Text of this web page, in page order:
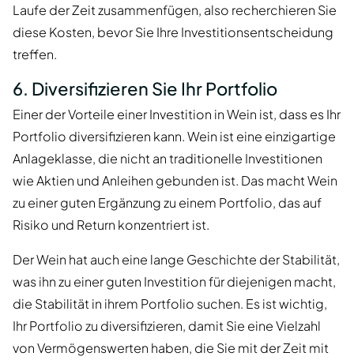
Laufe der Zeit zusammenfügen, also recherchieren Sie
diese Kosten, bevor Sie Ihre Investitionsentscheidung
treffen.
6. Diversifizieren Sie Ihr Portfolio
Einer der Vorteile einer Investition in Wein ist, dass es Ihr
Portfolio diversifizieren kann. Wein ist eine einzigartige
Anlageklasse, die nicht an traditionelle Investitionen
wie Aktien und Anleihen gebunden ist. Das macht Wein
zu einer guten Ergänzung zu einem Portfolio, das auf
Risiko und Return konzentriert ist.
Der Wein hat auch eine lange Geschichte der Stabilität,
was ihn zu einer guten Investition für diejenigen macht,
die Stabilität in ihrem Portfolio suchen. Es ist wichtig,
Ihr Portfolio zu diversifizieren, damit Sie eine Vielzahl
von Vermögenswerten haben, die Sie mit der Zeit mit